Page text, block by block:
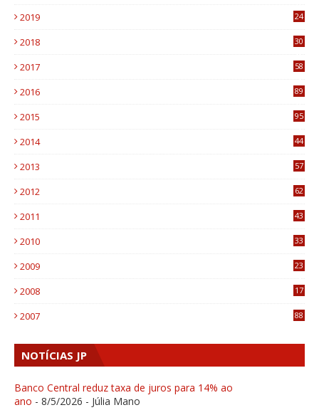
2019
24
2018
30
2017
58
2016
89
2015
95
2014
44
2013
57
2012
62
2011
43
2010
33
2009
23
2008
17
2007 88
NOTÍCIAS JP
Banco Central reduz taxa de juros para 14% ao
ano - 8/5/2026 - Júlia Mano